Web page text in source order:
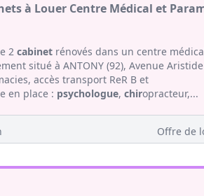
à Louer Centre Médical et
2 cabinet rénovés dans un centre
situé à ANTONY (92), Avenue
accès transport ReR B et
en place : psychologue, chiropracteur,...
Offre de